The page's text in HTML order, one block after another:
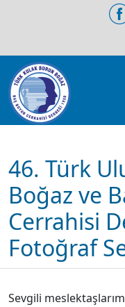
46. Türk
Boğaz ve
Cerrahisi
Fotoğraf
Sevgili